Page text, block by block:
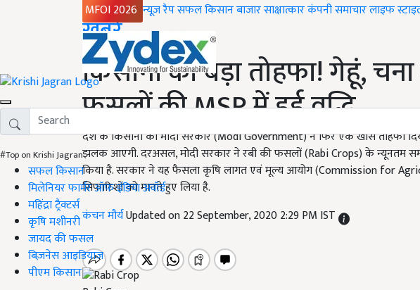
MFOI 2026 न्यूज़ रैपसफल किसानबाजारसाक्षात्कारकंपनी समाचारलाइफ
#Top on Krishi Jagran
सफल किसान
मिलेनियर फार्मर ऑफ इंडिया अवॉर्ड
महिंद्रा ट्रैक्टर्स
कृषि मशीनरी
जायद की फसल
बिज़नेस आइडियाज
पीएम किसान
Home
ख़बरें
किसानों को बड़ा तोहफा! गेहूं,
फसलों की MSP में हुई वृद्धि
देश के किसानों को मोदी सरकार (Modi Government) ने फिर एक खास तोहफा
झलक आएगी. दरअसल, मोदी सरकार ने रबी की फसलों (Rabi Crops) के न्यूनतम
किया है. सरकार ने यह फैसला कृषि लागत एवं मूल्य आयोग (Commission for
सिफारिशों को मानते हुए लिया है.
कंचन मौर्यUpdated on 22 September, 2020 2:29 PM IST